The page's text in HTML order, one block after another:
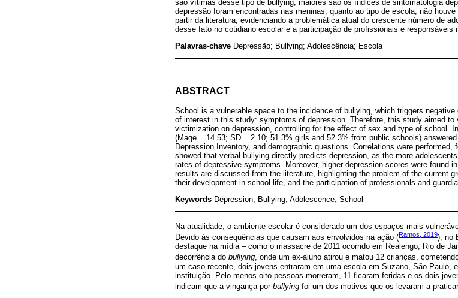
são vítimas desse tipo de bullying, maiores são os índices de sintomatologia
depressão foram encontradas nas meninas; quanto ao tipo de escola, não
partir da literatura, evidenciando a problemática atual do crescente número de
desse fato no cotidiano escolar e a participação de profissionais e responsáveis
Palavras-chave Depressão; Bullying; Adolescência; Escola
ABSTRACT
School is a vulnerable space to the incidence of bullying, which triggers
of interest in this study: symptoms of depression. Therefore, this study aimed
victimization on depression, controlling for the effect of sex and type of school.
(Mage = 14.53; SD = 2.10; 51.3% girls and 52.3% from public schools)
Depression Inventory, and demographic questions. Correlations were
showed that verbal bullying directly predicts depression, as the more
rates of depressive symptoms. Moreover, higher depression scores were found
results are discussed from the literature, highlighting the problem of the current
their development in school life, and the participation of professionals and
Keywords Depression; Bullying; Adolescence; School
Na atualidade, o ambiente escolar é considerado um dos espaços mais
Devido às consequências que causam aos envolvidos na ação (Ramos, 2019), no
destaque na mídia – como o massacre de 2011 ocorrido em Realengo, Rio de
decorrência do bullying, onde um ex-aluno atirou e matou 12 crianças,
um caso recente, dois jovens entraram em uma escola em Suzano, São Paulo,
instituição. Pelo menos oito pessoas morreram, 11 ficaram feridas e os dois
indicam que a vingança por bullying foi um dos motivos que os levaram a